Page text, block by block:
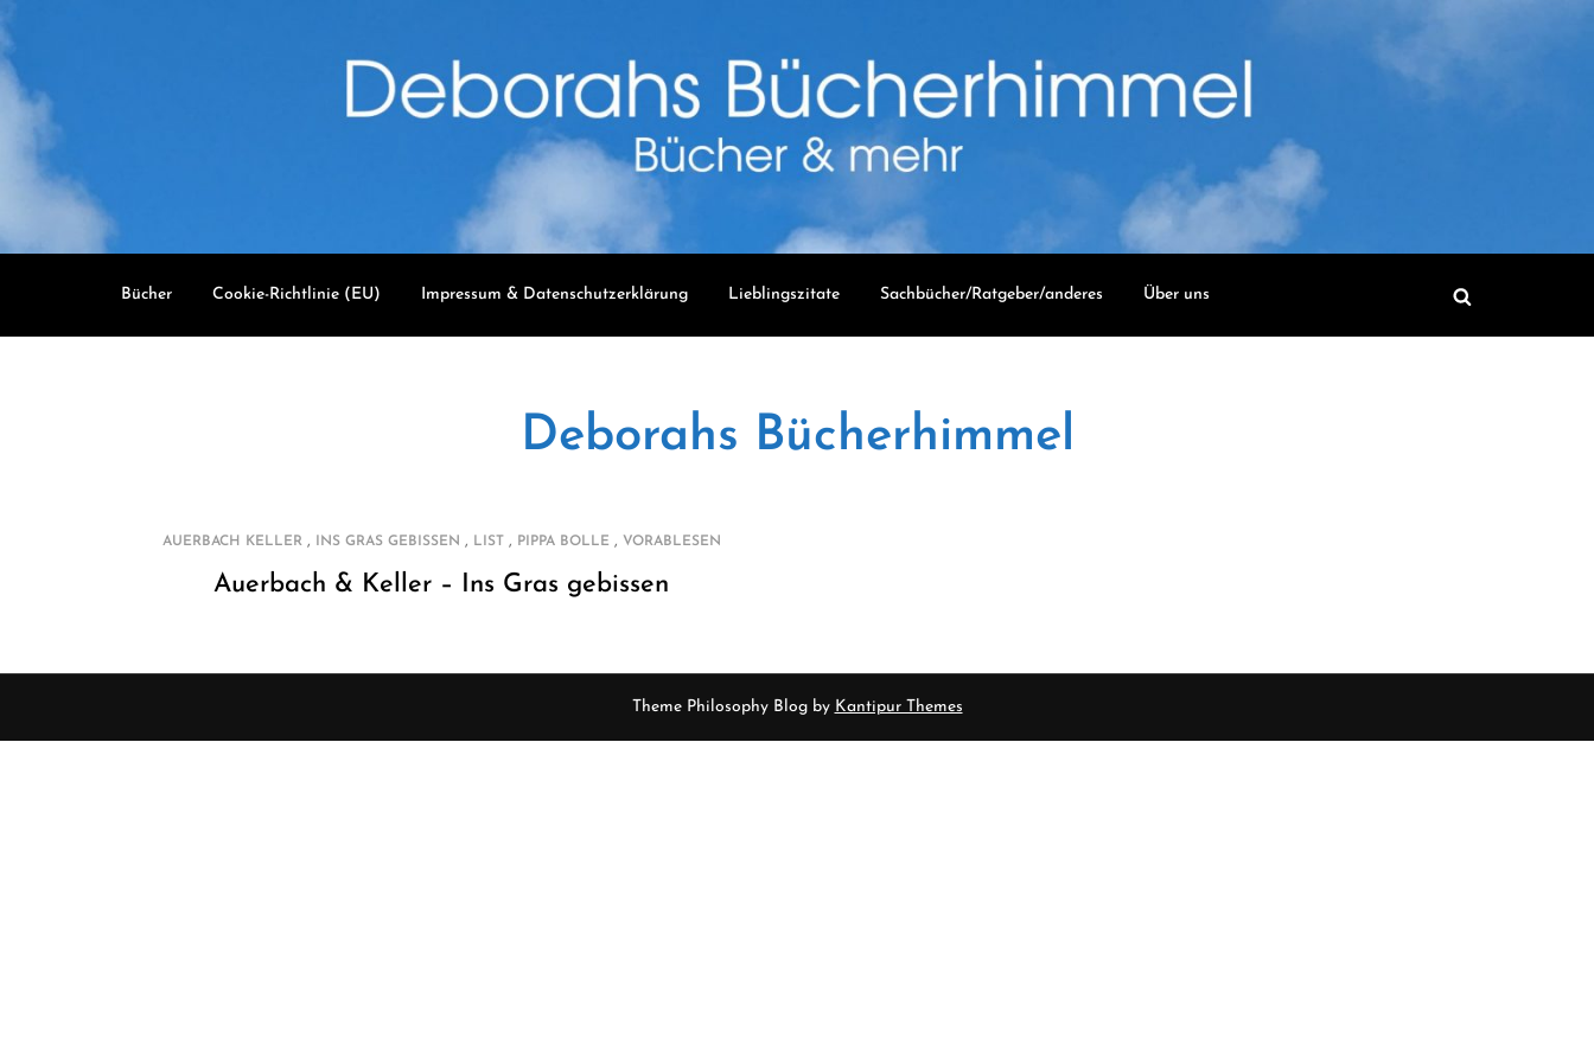
content
Bücher Cookie-Richtlinie (EU) Impressum & Datenschutzerklärung Lieblingszitate Sachbücher/Ratgeber/anderes Über uns
Deborahs Bücherhimmel
AUERBACH KELLER, INS GRAS GEBISSEN , LIST , PIPPA BOLLE , VORABLESEN
Auerbach & Keller – Ins Gras gebissen
Theme Philosophy Blog by Kantipur Themes